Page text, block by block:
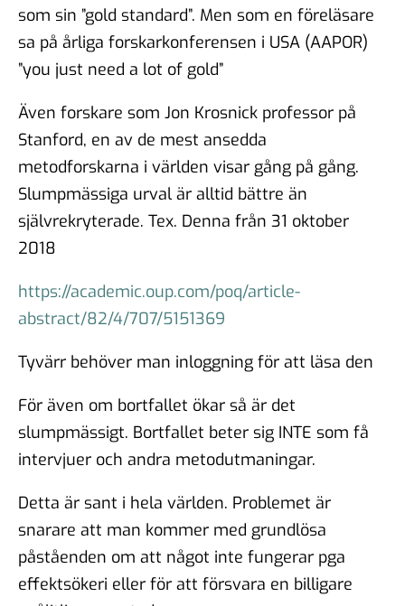
som sin ”gold standard”. Men som en föreläsare
sa på årliga forskarkonferensen i USA (AAPOR)
”you just need a lot of gold”
Även forskare som Jon Krosnick professor på
Stanford, en av de mest ansedda
metodforskarna i världen visar gång på gång.
Slumpmässiga urval är alltid bättre än
självrekryterade. Tex. Denna från 31 oktober
2018
https://academic.oup.com/poq/article-
abstract/82/4/707/5151369
Tyvärr behöver man inloggning för att läsa den
För även om bortfallet ökar så är det
slumpmässigt. Bortfallet beter sig INTE som få
intervjuer och andra metodutmaningar.
Detta är sant i hela världen. Problemet är
snarare att man kommer med grundlösa
påståenden om att något inte fungerar pga
effektsökeri eller för att försvara en billigare